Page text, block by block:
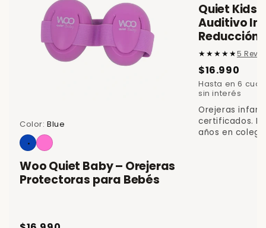
Color:Blue
Woo Quiet Baby – Orejeras
Protectoras para Bebés
Quiet Kids
Auditivo
Reducción
5
$16.990
Hasta en 6
sin interés
Orejeras
certificados.
años en